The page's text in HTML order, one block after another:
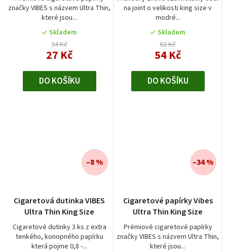
značky VIBES s názvem Ultra Thin,
které jsou...
Skladem
34 Kč
27 Kč
DO KOŠÍKU
na joint o velikosti king size v
modré...
Skladem
62 Kč
54 Kč
DO KOŠÍKU
Cigaretová dutinka VIBES
Ultra Thin King Size
Cigaretové dutinky 3 ks z extra
tenkého, konopného papírku
která pojme 0,8 -...
–8 %
Cigaretové papírky Vibes
Ultra Thin King Size
Prémiové cigaretové papírky
značky VIBES s názvem Ultra Thin,
které jsou...
–34 %